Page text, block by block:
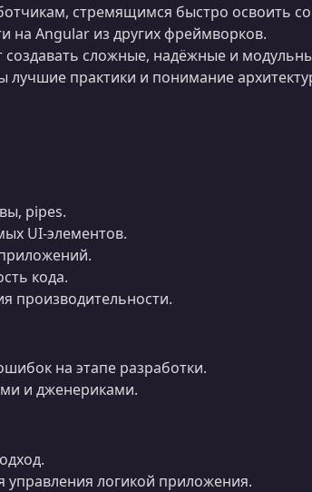
стремящимся быстро освоить
Angular из других фреймворков.
создавать сложные, надёжные и
лучшие практики и понимание
pipes.
UI‑элементов.
кода.
производительности.
на этапе разработки.
и дженериками.
управления логикой приложения.